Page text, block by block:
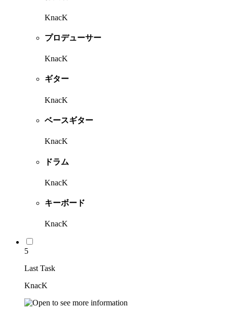
KnacK
プロデューサー
KnacK
ギター
KnacK
ベースギター
KnacK
ドラム
KnacK
キーボード
KnacK
5
Last Task
KnacK